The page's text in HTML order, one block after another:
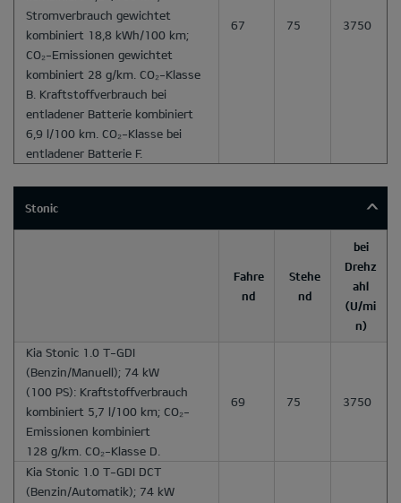
Stromverbrauch gewichtet
kombiniert 18,8 kWh/100 km;
CO₂-Emissionen gewichtet
kombiniert 28 g/km. CO₂-Klasse
B. Kraftstoffverbrauch bei
entladener Batterie kombiniert
6,9 l/100 km. CO₂-Klasse bei
entladener Batterie F.
67 75 3750
Stonic
Fahre
nd
Stehe
nd
bei
Drehz
ahl
(U/mi
n)
Kia Stonic 1.0 T-GDI
(Benzin/Manuell); 74 kW
(100 PS): Kraftstoffverbrauch
kombiniert 5,7 l/100 km; CO₂-
Emissionen kombiniert
128 g/km. CO₂-Klasse D.
69 75 3750
Kia Stonic 1.0 T-GDI DCT
(Benzin/Automatik); 74 kW